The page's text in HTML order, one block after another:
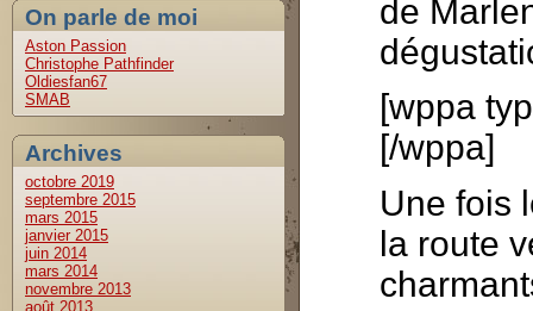
On parle de moi
Aston Passion
Christophe Pathfinder
Oldiesfan67
SMAB
Archives
octobre 2019
septembre 2015
mars 2015
janvier 2015
juin 2014
mars 2014
novembre 2013
août 2013
de
[wppa
[/wppa]
Une fois
la route